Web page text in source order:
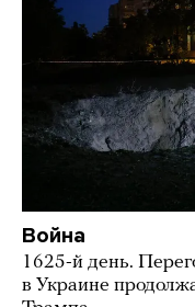
Война
1625-й день.
в Украине